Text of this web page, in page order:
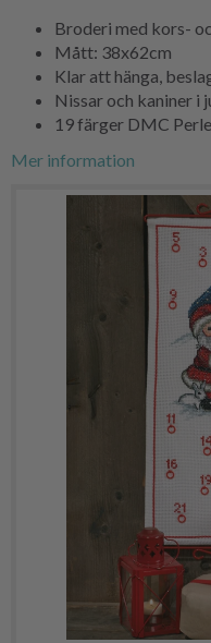
Broderi med kors-
Mått: 38x62cm
Klar att hänga,
Nissar och kaniner i
19 färger DMC
Mer information